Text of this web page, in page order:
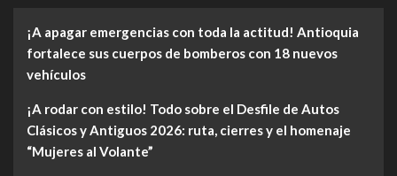
¡A apagar emergencias con toda la actitud! Antioquia
fortalece sus cuerpos de bomberos con 18 nuevos
vehículos
¡A rodar con estilo! Todo sobre el Desfile de Autos
Clásicos y Antiguos 2026: ruta, cierres y el homenaje
“Mujeres al Volante”